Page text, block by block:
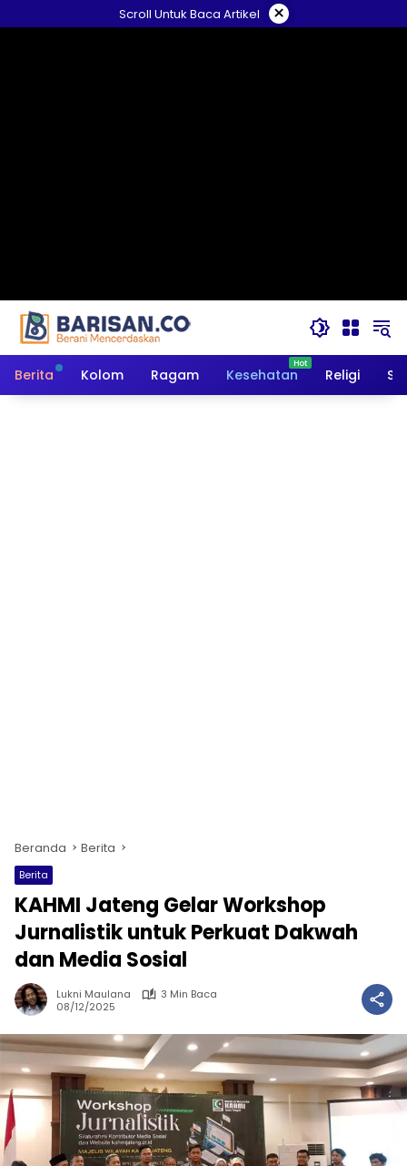
ke
Scroll Untuk Baca Artikel ×
Berita Kolom Ragam Kesehatan Religi
Beranda Berita
Berita
KAHMI Jateng Gelar Workshop
Jurnalistik untuk Perkuat Dakwah
dan Media Sosial
Lukni Maulana
3 Min Baca
08/12/2025